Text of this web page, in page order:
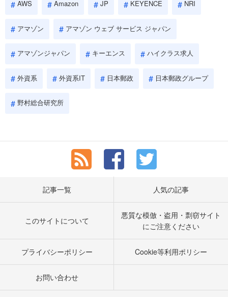
AWS Amazon JP KEYENCE NRI
アマゾン アマゾン ウェブ サービス ジャパン
アマゾンジャパン キーエンス ハイクラス求人
外資系 外資系IT 日本郵政 日本郵政グループ
野村総合研究所
記事一覧 人気の記事
このサイトについて
悪質な模倣・盗用・剽窃サイト
にご注意ください
プライバシーポリシー Cookie等利用ポリシー
お問い合わせ